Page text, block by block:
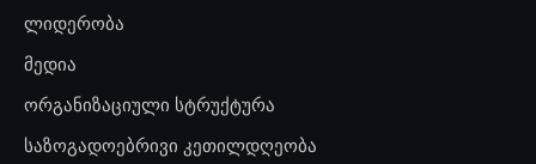
ლიდერობა
მედია
ორგანიზაციული სტრუქტურა
საზოგადოებრივი კეთილდღეობა